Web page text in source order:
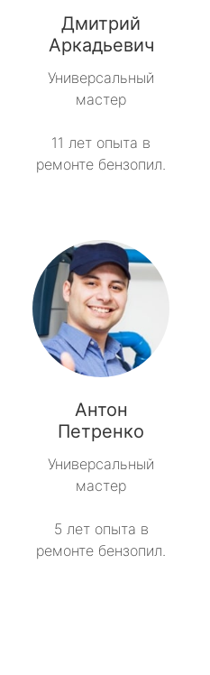
Дмитрий
Аркадьевич
Универсальный
мастер
11 лет опыта в
ремонте бензопил.
Антон
Петренко
Универсальный
мастер
5 лет опыта в
ремонте бензопил.